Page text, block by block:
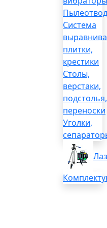
Система
плитки,
крестики
Столы,
верстаки,
подстолья,
переноски
Уголки,